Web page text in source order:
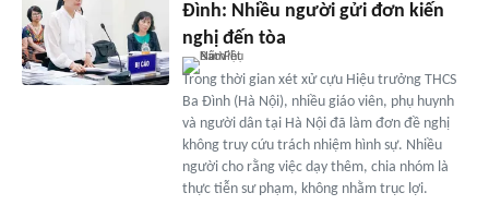
Đình: Nhiều người gửi đơn kiến
nghị đến tòa
Trong thời gian xét xử cựu Hiệu trưởng THCS
Ba Đình (Hà Nội), nhiều giáo viên, phụ huynh
và người dân tại Hà Nội đã làm đơn đề nghị
không truy cứu trách nhiệm hình sự. Nhiều
người cho rằng việc dạy thêm, chia nhóm là
thực tiễn sư phạm, không nhằm trục lợi.